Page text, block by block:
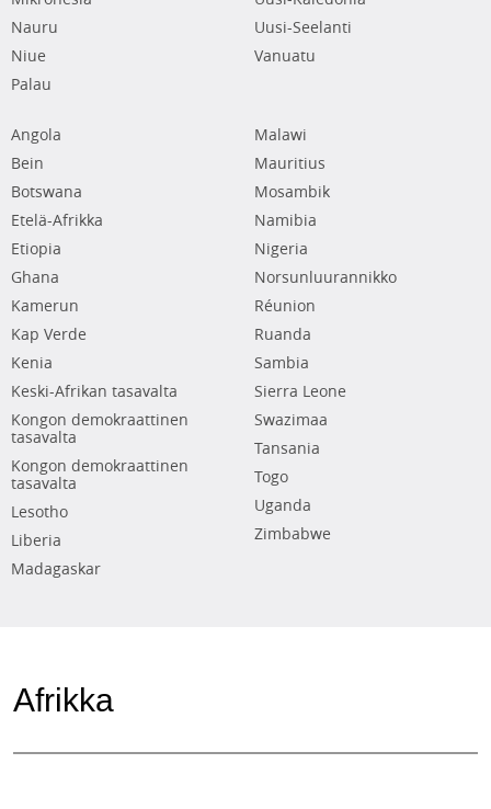
Nauru
Niue
Palau
Uusi-Seelanti
Vanuatu
Angola
Bein
Botswana
Etelä-Afrikka
Etiopia
Ghana
Kamerun
Kap Verde
Kenia
Keski-Afrikan tasavalta
Kongon demokraattinen
tasavalta
Kongon demokraattinen
tasavalta
Lesotho
Liberia
Madagaskar
Malawi
Mauritius
Mosambik
Namibia
Nigeria
Norsunluurannikko
Réunion
Ruanda
Sambia
Sierra Leone
Swazimaa
Tansania
Togo
Uganda
Zimbabwe
Afrikka